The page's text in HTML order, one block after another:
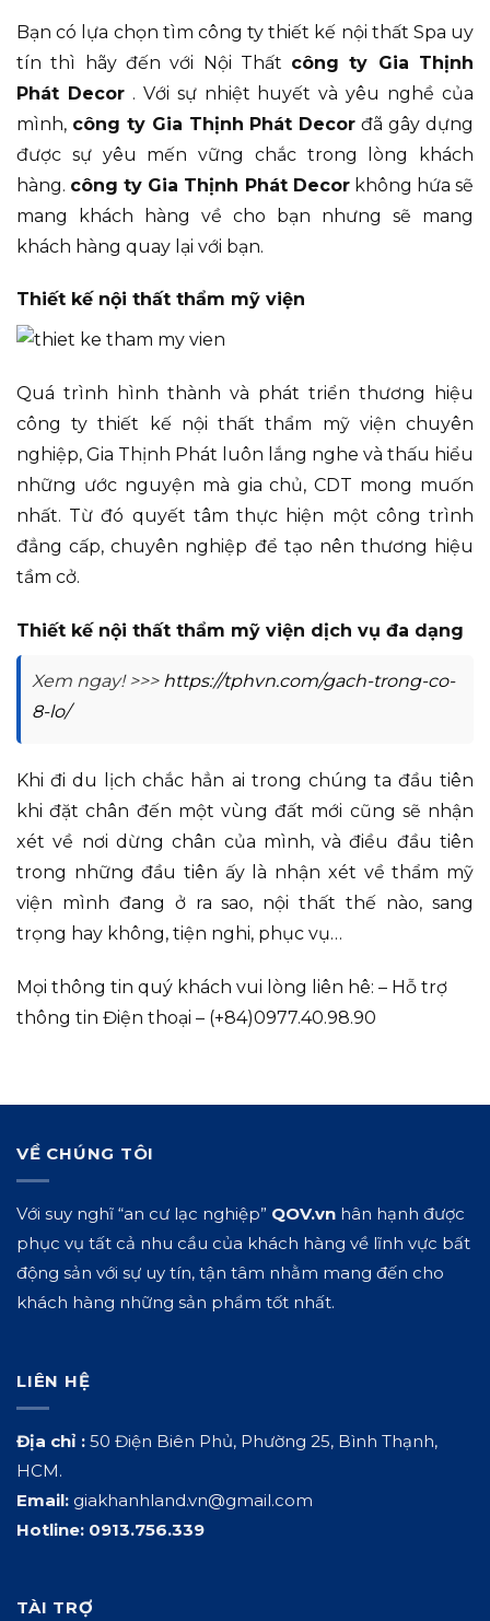
Bạn có lựa chọn tìm công ty thiết kế nội thất Spa uy
tín thì hãy đến với Nội Thất công ty Gia Thịnh
Phát Decor. Với sự nhiệt huyết và yêu nghề của
mình, công ty Gia Thịnh Phát Decor đã gây dựng
được sự yêu mến vững chắc trong lòng khách
hàng. công ty Gia Thịnh Phát Decorkhông hứa sẽ
mang khách hàng về cho bạn nhưng sẽ mang
khách hàng quay lại với bạn.
Thiết kế nội thất thẩm mỹ viện
Quá trình hình thành và phát triển thương hiệu
công ty thiết kế nội thất thẩm mỹ viện chuyên
nghiệp, Gia Thịnh Phát luôn lắng nghe và thấu hiểu
những ước nguyện mà gia chủ, CDT mong muốn
nhất. Từ đó quyết tâm thực hiện một công trình
đẳng cấp, chuyên nghiệp để tạo nên thương hiệu
tầm cở.
Thiết kế nội thất thẩm mỹ viện dịch vụ đa dạng
Xem ngay! >>> https://tphvn.com/gach-trong-co-
8-lo/
Khi đi du lịch chắc hẳn ai trong chúng ta đầu tiên
khi đặt chân đến một vùng đất mới cũng sẽ nhận
xét về nơi dừng chân của mình, và điều đầu tiên
trong những đầu tiên ấy là nhận xét về thẩm mỹ
viện mình đang ở ra sao, nội thất thế nào, sang
trọng hay không, tiện nghi, phục vụ…
Mọi thông tin quý khách vui lòng liên hê: – Hỗ trợ
thông tin Điện thoại – (+84)0977.40.98.90
VỀ CHÚNG TÔI
Với suy nghĩ “an cư lạc nghiệp” QOV.vn hân hạnh được
phục vụ tất cả nhu cầu của khách hàng về lĩnh vực bất
động sản với sự uy tín, tận tâm nhằm mang đến cho
khách hàng những sản phẩm tốt nhất.
LIÊN HỆ
Địa chỉ : 50 Điện Biên Phủ, Phường 25, Bình Thạnh,
HCM.
Email: giakhanhland.vn@gmail.com
Hotline: 0913.756.339
TÀI TRỢ